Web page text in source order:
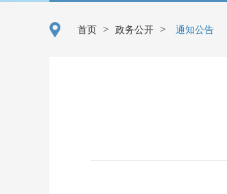
首页 > 政务公开 > 通知公告